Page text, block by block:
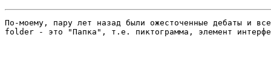
По-моему, пару лет назад были ожесточенные дебаты и
folder - это "Папка", т.е. пиктограмма, элемент